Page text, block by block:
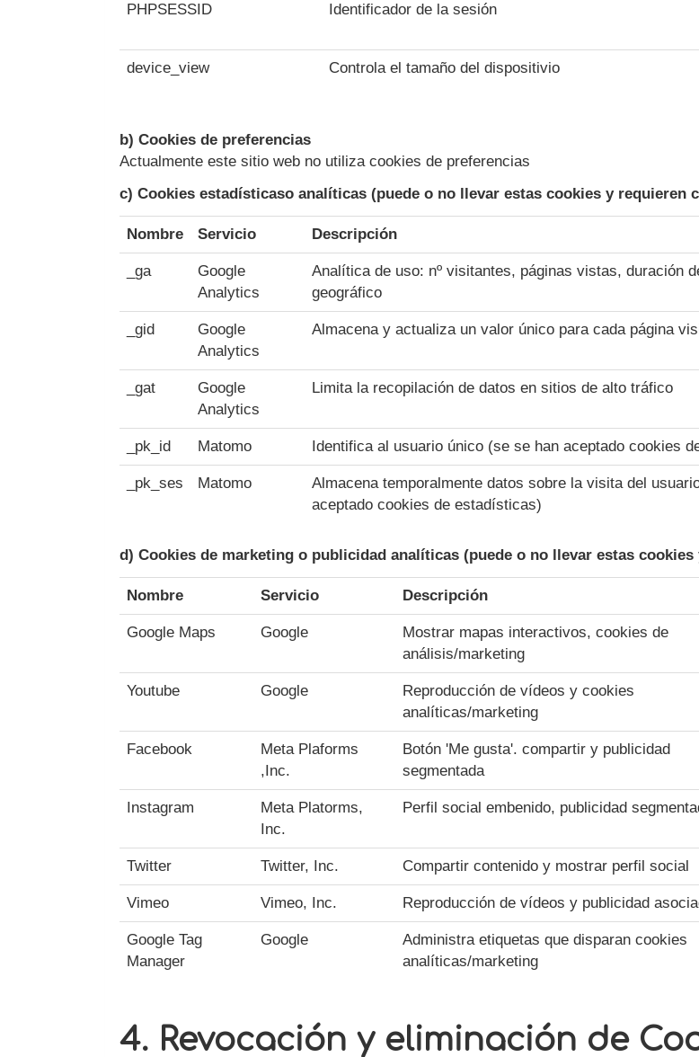
PHPSESSID Identificador de la sesión
device_view Controla el tamaño del dispositivio
b) Cookies de preferencias
Actualmente este sitio web no utiliza cookies de preferencias
c) Cookies estadísticaso analíticas (puede o no llevar estas cookies y requieren
Nombre Servicio Descripción
_ga
Google
Analytics
Analítica de uso: nº visitantes, páginas vistas, duración
geográfico
_gid
Google
Analytics
Almacena y actualiza un valor único para cada página
_gat
Google
Analytics
Limita la recopilación de datos en sitios de alto tráfico
_pk_id Matomo Identifica al usuario único (se se han aceptado cookies
_pk_ses Matomo
Almacena temporalmente datos sobre la visita del
aceptado cookies de estadísticas)
d) Cookies de marketing o publicidad analíticas (puede o no llevar estas
Nombre Servicio Descripción
Google Maps Google
Mostrar mapas interactivos, cookies de
análisis/marketing
Youtube Google
Reproducción de vídeos y cookies
analíticas/marketing
Facebook
Meta Plaforms
,Inc.
Botón 'Me gusta'. compartir y publicidad
segmentada
Instagram
Meta Platorms,
Inc.
Perfil social embenido, publicidad
Twitter Twitter, Inc. Compartir contenido y mostrar perfil social
Vimeo Vimeo, Inc. Reproducción de vídeos y publicidad
Google Tag
Manager
Google
Administra etiquetas que disparan cookies
analíticas/marketing
4. Revocación y eliminación de